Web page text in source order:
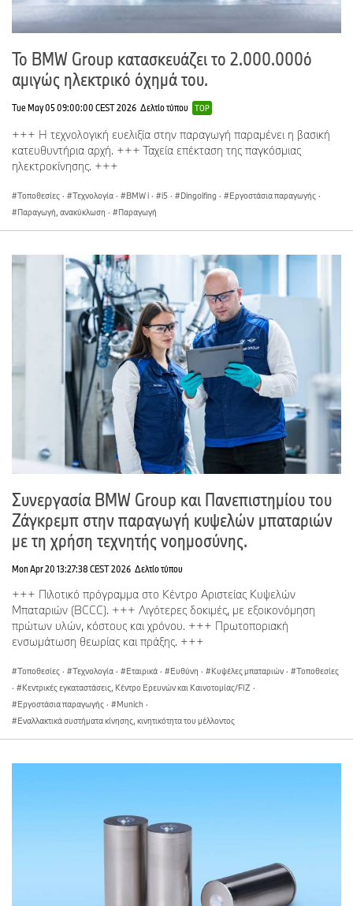
Το BMW Group κατασκευάζει το 2.000.000ό
αμιγώς ηλεκτρικό όχημά του.
Tue May 05 09:00:00 CEST 2026 Δελτίο τύπου TOP
+++ Η τεχνολογική ευελιξία στην παραγωγή παραμένει η βασική
κατευθυντήρια αρχή. +++ Ταχεία επέκταση της παγκόσμιας
ηλεκτροκίνησης. +++
Τοποθεσίες · Τεχνολογία · BMW i · i5 · Dingolfing · Εργοστάσια παραγωγής ·
Παραγωγή, ανακύκλωση · Παραγωγή
Συνεργασία BMW Group και Πανεπιστημίου του
Ζάγκρεμπ στην παραγωγή κυψελών μπαταριών
με τη χρήση τεχνητής νοημοσύνης.
Mon Apr 20 13:27:38 CEST 2026 Δελτίο τύπου
+++ Πιλοτικό πρόγραμμα στο Κέντρο Αριστείας Κυψελών
Μπαταριών (BCCC). +++ Λιγότερες δοκιμές, με εξοικονόμηση
πρώτων υλών, κόστους και χρόνου. +++ Πρωτοποριακή
ενσωμάτωση θεωρίας και πράξης. +++
Τοποθεσίες · Τεχνολογία · Εταιρικά · Ευθύνη · Κυψέλες μπαταριών ·
Τοποθεσίες
·
Κεντρικές εγκαταστάσεις, Κέντρο Ερευνών και Καινοτομίας/FIZ ·
Εργοστάσια παραγωγής · Munich ·
Εναλλακτικά συστήματα κίνησης, κινητικότητα του μέλλοντος